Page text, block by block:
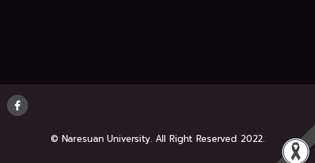
© Naresuan University. All Right Reserved 2022.